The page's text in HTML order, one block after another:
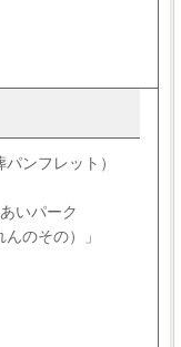
ンフレット）
いパーク
のその）」